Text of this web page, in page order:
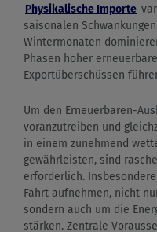
Physikalische Importe
saisonalen
Wintermonaten
Phasen hoher
Exportüberschüssen
Um den Erneuerbaren-
voranzutreiben und
in einem zunehmend
gewährleisten, sind
erforderlich.
Fahrt aufnehmen, nicht
sondern auch um die
stärken. Zentrale